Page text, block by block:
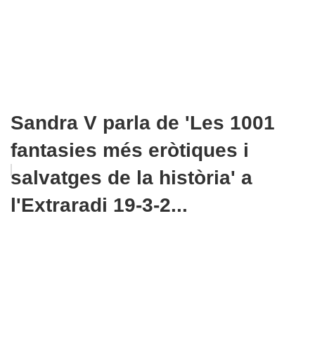
Sandra V parla de 'Les 1001
fantasies més eròtiques i
salvatges de la història' a
l'Extraradi 19-3-2...